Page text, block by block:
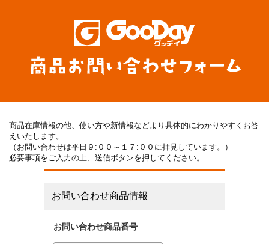
商品在庫情報の他、使い方や新情報などより具体的にわかりやすくお答
えいたします。
（お問い合わせは平日９:００～１７:００に拝見しています。）
必要事項をご入力の上、送信ボタンを押してください。
お問い合わせ商品情報
お問い合わせ商品番号